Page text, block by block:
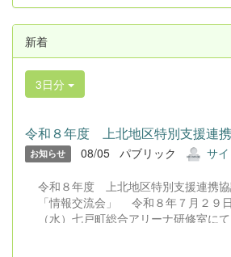
教員を含む教育関係者、保護者８０
関係者等が参集し、オンラインでは
名が参加しました。話題提供として、
護者より「医療的ケア児の子育てと
い児へのかかわりについて」というこ
表していただきました。家族の思いや
た。合同会社とわだみらい宮本祐一
は「家庭と地域をつなぐ福祉の役割
発表の中で『「つなぐ」とよく耳にす
すでに私たちは様々な場面でつながっ
る」』という言葉がとても印象に残
新着
3日分
お知らせ 08/05 パブリック サ
令和８年度 上北地区特別支援連携
「情報交流会」 令和８年７月２９日
（水）七戸町総合アリーナ研修室に